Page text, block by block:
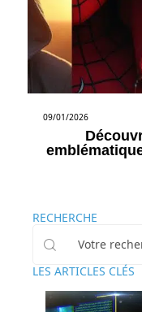
09/01/2026
RECHERCHE
LES ARTICLES CLÉS